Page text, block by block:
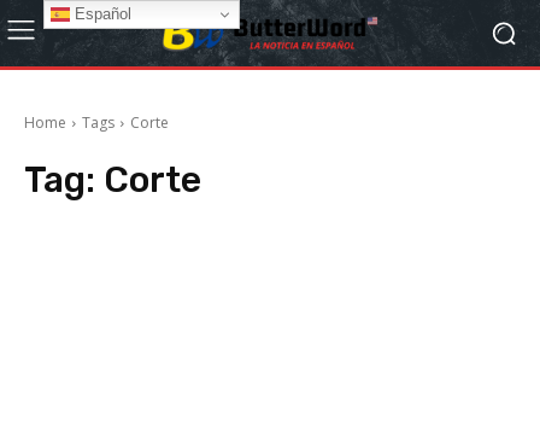
Home Tags Corte
Tag: Corte
Español